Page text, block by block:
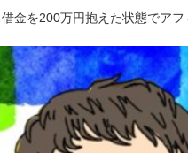
借金を200万円抱えた状態でア